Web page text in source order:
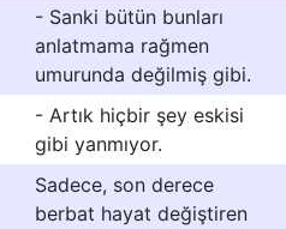
- Sanki bütün bunları
anlatmama rağmen
umurunda değilmiş gibi.
- Artık hiçbir şey eskisi
gibi yanmıyor.
Sadece, son derece
berbat hayat değiştiren